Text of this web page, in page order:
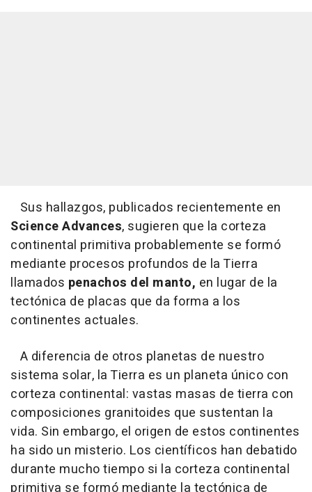
Sus hallazgos, publicados recientemente en
Science Advances, sugieren que la corteza
continental primitiva probablemente se formó
mediante procesos profundos de la Tierra
llamados penachos del manto, en lugar de la
tectónica de placas que da forma a los
continentes actuales.
A diferencia de otros planetas de nuestro
sistema solar, la Tierra es un planeta único con
corteza continental: vastas masas de tierra con
composiciones granitoides que sustentan la
vida. Sin embargo, el origen de estos continentes
ha sido un misterio. Los científicos han debatido
durante mucho tiempo si la corteza continental